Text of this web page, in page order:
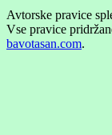
Avtorske pravice
Vse pravice
bavotasan.com.